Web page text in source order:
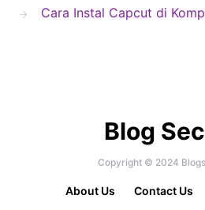
Cara Instal Capcut di
Blog
Copyright © 2024
About Us Contact Us